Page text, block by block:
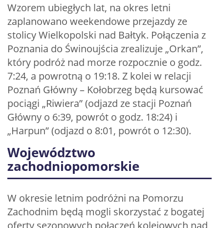
Wzorem ubiegłych lat, na okres letni
zaplanowano weekendowe przejazdy ze
stolicy Wielkopolski nad Bałtyk. Połączenia z
Poznania do Świnoujścia zrealizuje „Orkan”,
który podróż nad morze rozpocznie o godz.
7:24, a powrotną o 19:18. Z kolei w relacji
Poznań Główny – Kołobrzeg będą kursować
pociągi „Riwiera” (odjazd ze stacji Poznań
Główny o 6:39, powrót o godz. 18:24) i
„Harpun” (odjazd o 8:01, powrót o 12:30).
Województwo
zachodniopomorskie
W okresie letnim podróżni na Pomorzu
Zachodnim będą mogli skorzystać z bogatej
oferty sezonowych połączeń kolejowych nad